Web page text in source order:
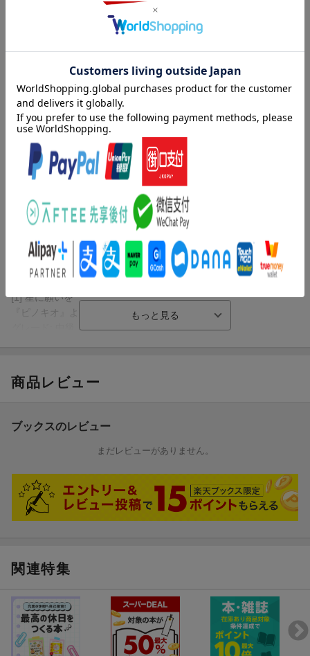
ディズニーの名曲をぜひバイオリンの音色でお楽しみください。
厳選したディズニーのスタンダードナンバー14曲を初中級者でも
演奏しやすいようアレンジしています。ピアノ伴奏譜が付いてい
ますので、お友達やご家族とぜひお楽しみください。ピアノ伴奏C
Dはご自宅での練習や結婚式や発表会での演奏にも便利です。伴奏
音源はYoutubeでもご試聴いただけます。【付属CDについて】ガ
イド音は入っておりません。※本書は「バイオリンで奏でる デ
ィズニー作品集」(GTW01100004)の改訂版です。「ジッパディド
ゥーダー」の収載はございません。
[1] 星に願いを
『ピノキオ』より
[2] ミッキーマウス・マーチ
難易度: 中級
[3] いつか王子さまが
『白雪姫』より
難易度: 中級
[4] チム・チム・チェリー
[5] ホール・ニュー・ワールド
『アラジン』より
[6] 美女と野獣
『美女と野獣』より
難易度: 中級
[8] 愛を感じて
『ライオン・キング』より
難易度: 中級
『メリー・ポピンズ』より
難易度: 中級
[11] 夢はひそかに
『シンデレラ』より
内容紹介（JPROより）
厳選したディズニーのスタンダードナンバー14曲を初中級者でも
演奏しやすいようアレンジしています。ピアノ伴奏譜が付いてい
ますので、お友達やご家族とぜひお楽しみください。ピアノ伴奏C
Dはご自宅での練習や結婚式や発表会での演奏にも便利です。伴奏
音源はYoutubeでもご試聴いただけます。【付属CDについて】ガ
ィズニー作品集」(GTW01100004)の改訂版です。「ジッパディド
ゥーダー」の収載はございません。
[1] 星に願いを
『ピノキオ』より
グレード: 中級
『白雪姫』より
グレード: 中級
『メリー・ポピンズ』より
グレード: 中級
『美女と野獣』より
グレード: 中級
[7] 小さな世界
商品レビュー
ブックスのレビュー
まだレビューがありません。
関連特集